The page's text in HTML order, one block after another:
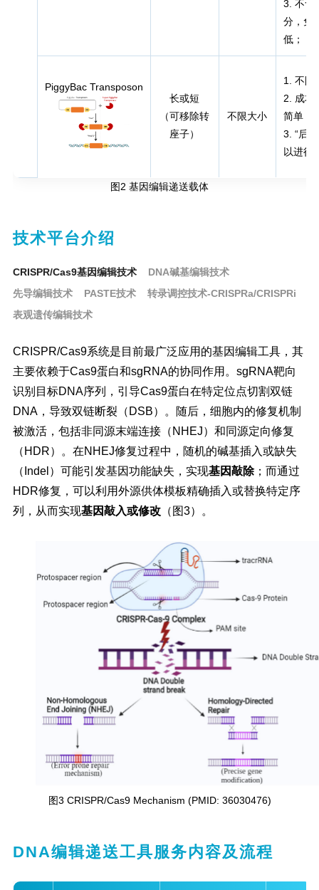
3. 不含
分，免
低；
PiggyBac Transposon
长或短
（可移除转
座子）
不限大小
1. 不限
2. 成本
简单
3. “后
以进行
图2 基因编辑递送载体
技术平台介绍
CRISPR/Cas9基因编辑技术
DNA碱基编辑技术
先导编辑技术
PASTE技术
转录调控技术-CRISPRa/CRISPRi
表观遗传编辑技术
CRISPR/Cas9系统是目前最广泛应用的基因编辑工具，其
主要依赖于Cas9蛋白和sgRNA的协同作用。sgRNA靶向
识别目标DNA序列，引导Cas9蛋白在特定位点切割双链
DNA，导致双链断裂（DSB）。随后，细胞内的修复机制
被激活，包括非同源末端连接（NHEJ）和同源定向修复
（HDR）。在NHEJ修复过程中，随机的碱基插入或缺失
（Indel）可能引发基因功能缺失，实现基因敲除；而通过
HDR修复，可以利用外源供体模板精确插入或替换特定序
列，从而实现基因敲入或修改（图3）。
图3 CRISPR/Cas9 Mechanism (PMID: 36030476)
DNA编辑递送工具服务内容及流程